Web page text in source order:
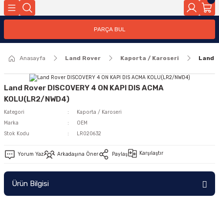
PARÇA BUL
Anasayfa Land Rover Kaporta / Karoseri Land
Land Rover DISCOVERY 4 ON KAPI DIS ACMA
KOLU(LR2/NWD4)
Kategori
Kaporta / Karoseri
Marka
OEM
Stok Kodu
LR020632
Yorum Yaz Arkadaşına Öner Paylaş Karşılaştır
Ürün Bilgisi